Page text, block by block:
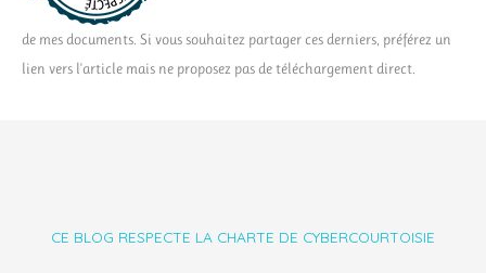
de mes documents. Si vous souhaitez partager ces derniers, préférez un
lien vers l'article mais ne proposez pas de téléchargement direct.
CE BLOG RESPECTE LA CHARTE DE CYBERCOURTOISIE